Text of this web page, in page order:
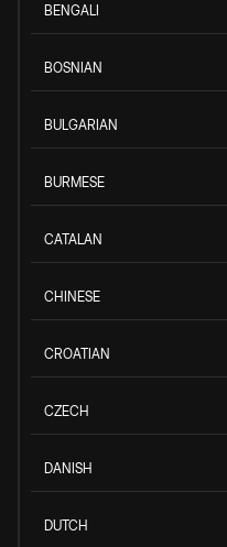
BENGALI
BOSNIAN
BULGARIAN
BURMESE
CATALAN
CHINESE
CROATIAN
CZECH
DANISH
DUTCH